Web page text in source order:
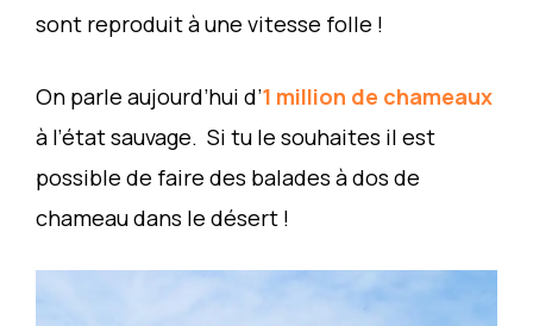
sont reproduit à une vitesse folle !
On parle aujourd’hui d’1 million de chameaux
à l’état sauvage. Si tu le souhaites il est
possible de faire des balades à dos de
chameau dans le désert !